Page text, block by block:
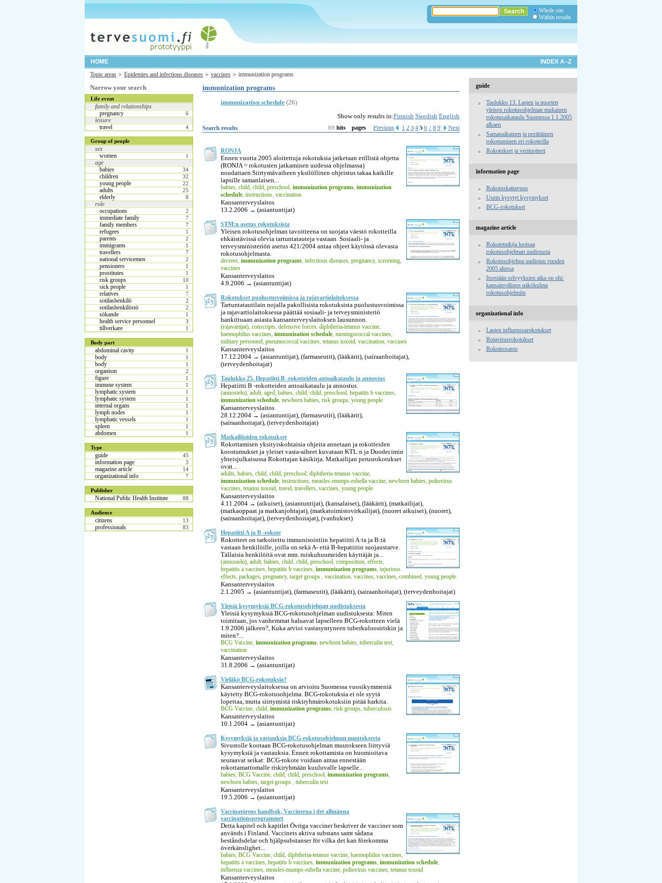
Whole site
Within results
HOME
INDEX A–Z
Topic areas
Epidemies and infectious diseases vaccines immunization programs
Narrow your search
Life event
family and relationships
pregnancy
6
leisure
travel
4
Group of people
sex
women
1
age
babies
34
children 32
young people 22
adults 25
elderly 8
role
occupations
2
immediate family 7
family members 7
refugees 1
parents 2
immigrants 1
travellers 7
national servicemen 2
pensioners 1
prostitutes 1
risk groups 10
sick people 1
relatives 7
sotilashenkilö 2
sotilashenkilöstö 2
sökande 1
health service personnel 3
tillverkare 1
Body part
abdominal cavity 1
body 1
body 1
organism 2
figure 1
immune system 1
lymphatic system 1
lymphatic system 1
internal organs 1
lymph nodes 1
lymphatic vessels 1
spleen 1
abdomen 1
Type
guide 45
information page 3
magazine article 14
organizational info 7
Publisher
National Public Health Institute 88
Audience
citizens 13
professionals 83
immunization programs
immunization schedule (26)
Show only results in:Finnish Swedish English
Search results 88hits pages Previous 1 2 3 4 5 6 7 8 9 Next
RONJA
Ennen vuotta 2005 aloitettuja rokotuksia jatketaan erillistä ohjetta
(RONJA = rokotusten jatkaminen uudessa ohjelmassa)
noudattaen.Siirtymävaiheen yksilöllinen ohjeistus takaa kaikille
lapsille samanlaisen...
babies child child, preschool immunization programs immunization
schedule instructions vaccination
Kansanterveyslaitos
13.2.2006 → (asiantuntijat)
STM:n asetus rokotuksista
Yleisen rokotusohjelman tavoitteena on suojata väestö rokotteilla
ehkäistävissä olevia tartuntatauteja vastaan. Sosiaali- ja
terveysministeriön asetus 421/2004 antaa ohjeet käytössä olevasta
rokotusohjelmasta.
decrees immunization programs infectious diseases pregnancy, screening
vaccines
Kansanterveyslaitos
4.9.2006 → (asiantuntijat)
Rokotukset puolustusvoimissa ja rajavartiolaitoksessa
Tartuntatautilain nojalla pakollisista rokotuksista puolustusvoimissa
ja rajavartiolaitoksessa päättää sosiaali- ja terveysministeriö
hankittuaan asiasta kansanterveyslaitoksen lausunnon.
(rajavartijat) conscripts defensive forces diphtheria-tetanus vaccine
haemophilus vaccines immunization schedule meningococcal vaccines
military personnel pneumococcal vaccines tetanus toxoid vaccination vaccines
Kansanterveyslaitos
17.12.2004 → (asiantuntijat), (farmaseutit), (lääkärit), (sairaanhoitajat),
(terveydenhoitajat)
Taulukko 25. Hepatiitti B -rokotteiden antoaikataulu ja annostus
Hepatiitti B -rokotteiden antoaikataulu ja annostus.
(annostelu) adult aged babies child child, preschool hepatitis b vaccines
immunization schedule newborn babies risk groups young people
Kansanterveyslaitos
28.12.2004 → (asiantuntijat), (farmaseutit), (lääkärit),
(sairaanhoitajat), (terveydenhoitajat)
Matkailijoiden rokotukset
Rokottamisen yksityiskohtaisia ohjeita annetaan ja rokotteiden
koostumukset ja yleiset vasta-aiheet kuvataan KTL:n ja Duodecimin
yhteisjulkaisussa Rokottajan käsikirja. Matkailijan perusrokotukset
ovat...
adults babies child child, preschool diphtheria-tetanus vaccine
immunization schedule instructions measles-mumps-rubella vaccine newborn babies poliovirus
vaccines tetanus toxoid travel travellers vaccines young people
Kansanterveyslaitos
4.11.2004 → (aikuiset), (asiantuntijat), (kansalaiset), (lääkärit), (matkailijat),
(matkaoppaat ja matkanjohtajat), (matkatoimistovirkailijat), (nuoret aikuiset), (nuoret),
(sairaanhoitajat), (terveydenhoitajat), (vanhukset)
Hepatiitti A ja B -rokote
Rokotteet on tarkoitettu immunisointiin hepatiitti A:ta ja B:tä
vastaan henkilöille, joilla on sekä A- että B-hepatiitin suojaustarve.
Tällaisia henkilöitä ovat mm. ruiskuhuumeiden käyttäjät ja...
(annostelu) adult babies child child, preschool composition effects
hepatitis a vaccines hepatitis b vaccines immunization programs injurious
effects packages pregnancy, target groups vaccination vaccines vaccines, combined young people
Kansanterveyslaitos
2.1.2005 → (asiantuntijat), (farmaseutit), (lääkärit), (sairaanhoitajat), (terveydenhoitajat)
Yleisiä kysymyksiä BCG-rokotusohjelman uudistuksesta
Yleisiä kysymyksiä BCG-rokotusohjelman uudistuksesta: Miten
toimitaan, jos vanhemmat haluavat lapselleen BCG-rokotteen vielä
1.9.2006 jälkeen?, Kuka arvioi vastasyntyneen tuberkuloosiriskin ja
miten?...
BCG Vaccine immunization programs newborn babies tuberculin test
vaccination
Kansanterveyslaitos
31.8.2006 → (asiantuntijat)
Vieläkö BCG-rokotuksia?
Kansanterveyslaitoksessa on arvioitu Suomessa vuosikymmeniä
käytetty BCG-rokotusohjelma. BCG-rokotuksia ei ole syytä
lopettaa, mutta siirtymistä riskiryhmärokotuksiin pitää harkita.
BCG Vaccine child immunization programs risk groups tuberculosis
Kansanterveyslaitos
10.1.2004 → (asiantuntijat)
Kysymyksiä ja vastauksia BCG-rokotusohjelman muutoksesta
Sivustolle kootaan BCG-rokotusohjelman muutokseen liittyviä
kysymyksiä ja vastauksia. Ennen rokottamista on huomioitava
seuraavat seikat: BCG-rokote voidaan antaa ennestään
rokottamattomalle riskiryhmään kuuluvalle lapselle..
babies BCG Vaccine child child, preschool immunization programs
newborn babies target groups tuberculin test
Kansanterveyslaitos
19.5.2006 → (asiantuntijat)
Vaccinatörens handbok, Vaccinerna i det allmänna
vaccinationsprogrammet
Detta kapitel och kapitlet Övriga vacciner beskriver de vacciner som
används i Finland. Vaccinets aktiva substans samt sådana
beståndsdelar och hjälpsubstanser för vilka det kan förekomma
överkänslighet...
babies BCG Vaccine child diphtheria-tetanus vaccine haemophilus vaccines
hepatitis a vaccines hepatitis b vaccines immunization programs immunization schedule
influenza vaccines measles-mumps-rubella vaccine poliovirus vaccines tetanus toxoid
Kansanterveyslaitos
guide
Taulukko 13. Lasten ja nuorten
yleisen rokotusohjelman mukainen
rokotusaikataulu Suomessa 1.1.2005
alkaen
Samanaikainen ja perättäinen
rokottaminen eri rokotteilla
Rokotukset ja verituotteet
information page
Rokotuskattavuus
Usein kysytyt kysymykset
BCG-rokotukset
magazine article
Rokotetutkija luotsaa
rokotusohjelman uudistusta
Rokotusohjelma uudistuu vuoden
2005 alussa
Itsestään selvyyksien aika on ohi:
kansainvälinen näkökulma
rokotusohjelmiin
organizational info
Lasten influenssarokotukset
Rotavirusrokotukset
Rokoteosasto